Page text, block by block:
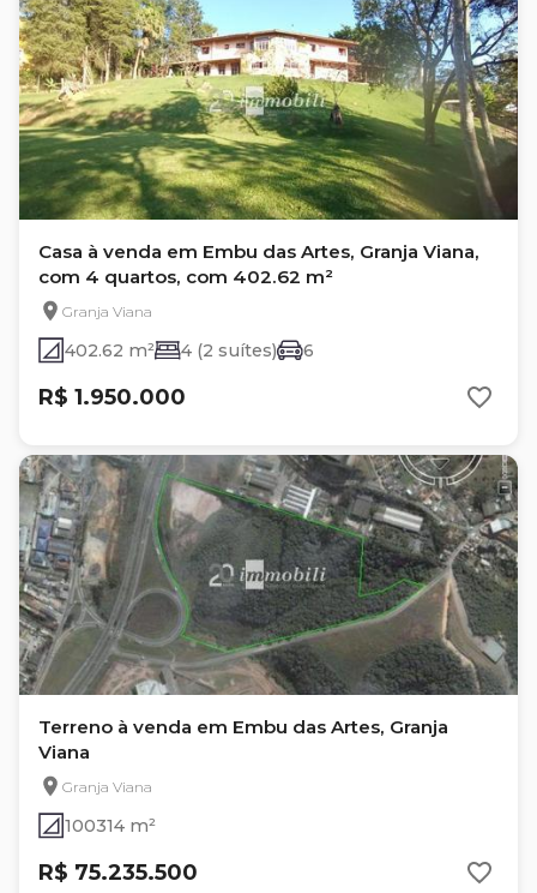
Casa à venda em Embu das Artes, Granja Viana,
com 4 quartos, com 402.62 m²
Granja Viana
402.62 m² 4 (2 suítes) 6
R$ 1.950.000
Terreno à venda em Embu das Artes, Granja
Viana
Granja Viana
100314 m²
R$ 75.235.500